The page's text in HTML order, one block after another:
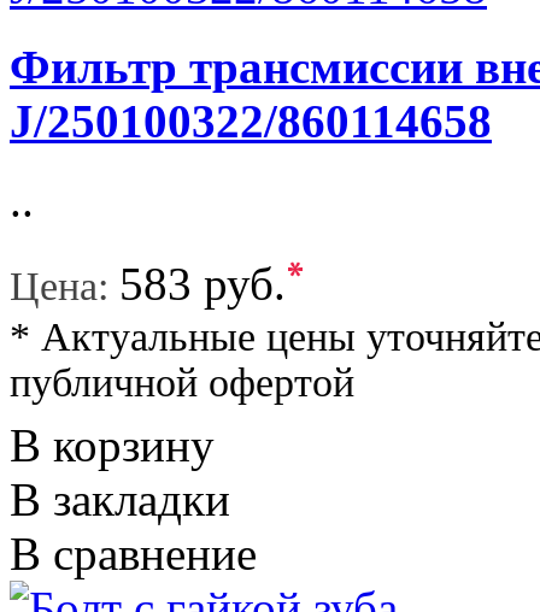
Фильтр трансмиссии
J/250100322/860114658
..
Цена: 583 руб.*
* Актуальные цены
публичной офертой
В корзину
В закладки
В сравнение